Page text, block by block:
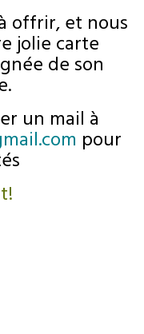
offrir, et nous
jolie carte
de son
un mail à
pour